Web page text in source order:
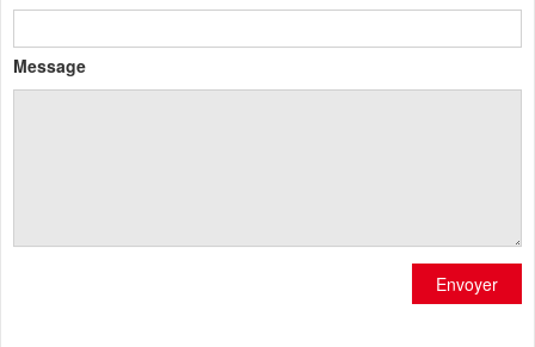
Message
Envoyer